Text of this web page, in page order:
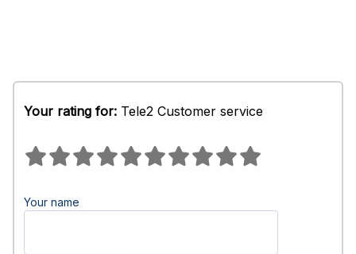
Your rating for: Tele2 Customer service
Your name